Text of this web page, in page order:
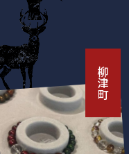
柳津町